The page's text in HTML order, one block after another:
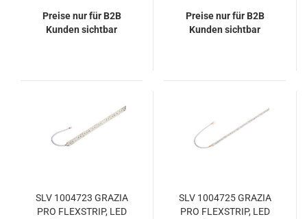
Preise nur für B2B
Kunden sichtbar
Preise nur für B2B
Kunden sichtbar
SLV 1004723 GRAZIA
PRO FLEXSTRIP, LED
SLV 1004725 GRAZIA
PRO FLEXSTRIP, LED